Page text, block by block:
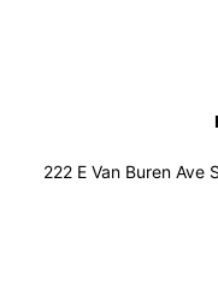
222 E Van Buren